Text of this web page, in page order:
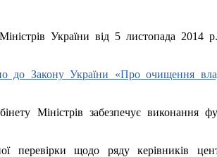
України від 5 листопада
до Закону України «Про очищення
Міністрів забезпечує виконання
перевірки щодо ряду керівників